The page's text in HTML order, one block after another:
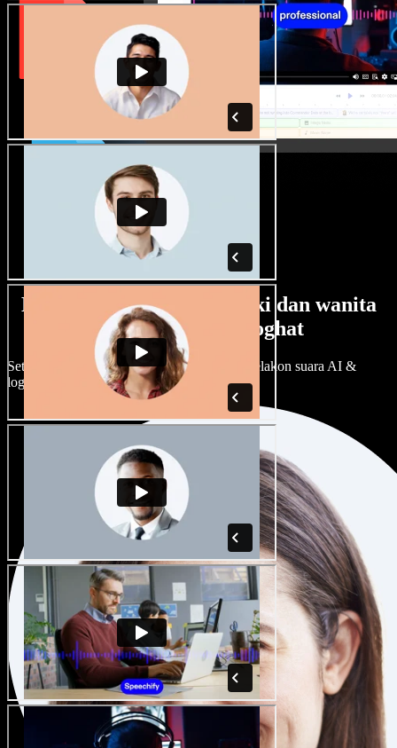
Banyak pilihan suara lelaki dan wanita
dengan pelbagai loghat
Setiap projek boleh jadi unik. Pilih ratusan pelakon suara AI &
loghat, laraskan ikut cita rasa anda.